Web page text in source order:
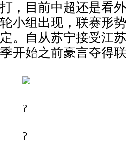
打，目前中超还是看
轮小组出现，联赛形
定。自从苏宁接受江
季开始之前豪言夺得
?
?